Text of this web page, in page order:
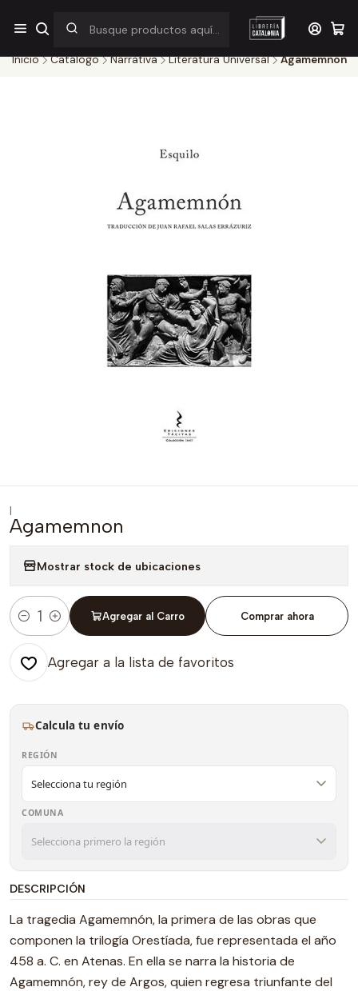
¡Por pocos días! Despacho a $1.000 en RM por compras sobre
$38.000
Inicio Catálogo Narrativa Literatura Universal Agamemnon
|
Agamemnon
Mostrar stock de ubicaciones
Cantidad
Agregar al Carro Comprar ahora
Agregar a la lista de favoritos
Calcula tu envío
REGIÓN
COMUNA
DESCRIPCIÓN
La tragedia Agamemnón, la primera de las obras que
componen la trilogía Orestíada, fue representada el año
458 a. C. en Atenas. En ella se narra la historia de
Agamemnón, rey de Argos, quien regresa triunfante del